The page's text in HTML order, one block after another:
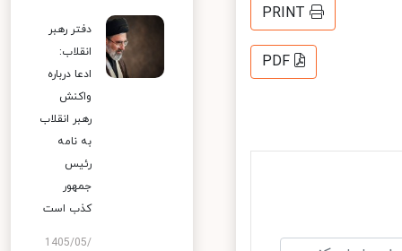
PRINT
PDF
دفتر رهبر
انقلاب:
ادعا درباره
واکنش
رهبر انقلاب
به نامه
رئیس
جمهور
کذب است
1405/05/